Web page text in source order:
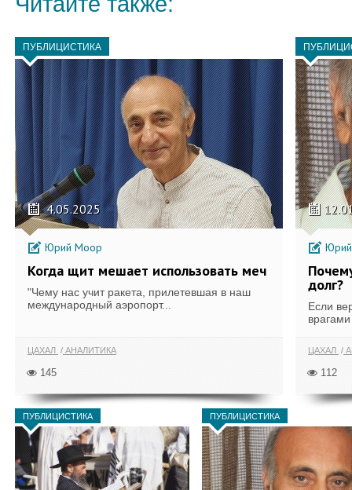
ПУБЛИЦИСТИКА
4.05.2025
Юрий Моор
Когда щит мешает использовать меч
"Чему нас учит ракета, прилетевшая в наш
международный аэропорт...
ЦАХАЛ АНАЛИТИКА
145
долг?
Если
ЦАХАЛ
112
ПУБЛИЦИСТИКА ПУБЛИЦИСТИКА